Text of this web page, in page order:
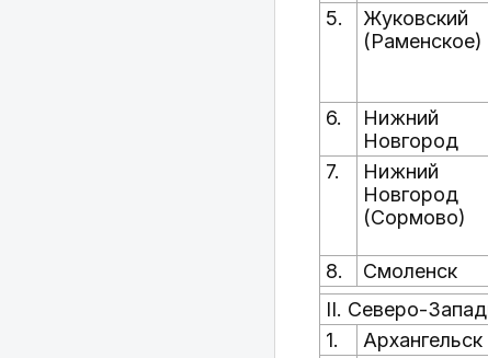
5.
Жуковский
(Раменское)
6.
Нижний
Новгород
7.
Нижний
Новгород
(Сормово)
8.
Смоленск
II. Северо-
1.
Архангельск